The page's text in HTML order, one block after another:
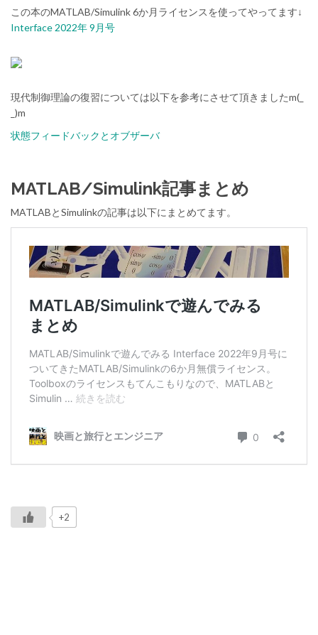
この本のMATLAB/Simulink 6か月ライセンスを使ってやってます↓
Interface 2022年 9月号
現代制御理論の復習については以下を参考にさせて頂きましたm(_
_)m
状態フィードバックとオブザーバ
MATLAB/Simulink記事まとめ
MATLABとSimulinkの記事は以下にまとめてます。
+2